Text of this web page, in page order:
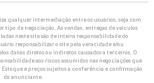
qualquer intermediação entre os usuários, seja com
tipo de negociação. As vendas, entregas de veículos
neste site são de inteira responsabilidade do
responsabilizar o site pela veracidade e/ou
danos diretos ou indiretos causados a terceiros. O
aos riscos assumidos nas negociações que
e preços sujeitos a conferência e confirmação
do anunciante.